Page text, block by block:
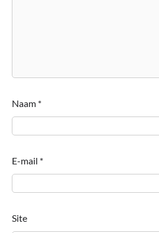
Naam *
E-mail *
Site